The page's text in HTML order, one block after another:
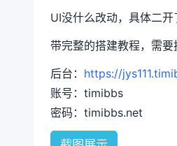
UI没什么改动，具体二
带完整的搭建教程，需
后台： https://
账号：timibbs
密码：timibbs.net